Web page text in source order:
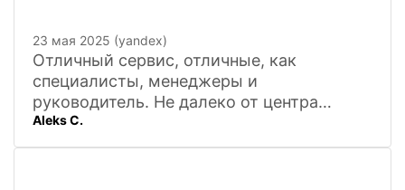
23 мая 2025 (yandex)
Отличный сервис, отличные, как
специалисты, менеджеры и
руководитель. Не далеко от центра
города, 20 минут
Aleks C.